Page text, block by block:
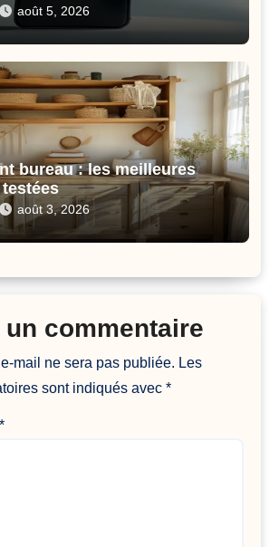
août 5, 2026
bureau : les meilleures
août 3, 2026
commentaire
mail ne sera pas publiée. Les
sont indiqués avec*
*